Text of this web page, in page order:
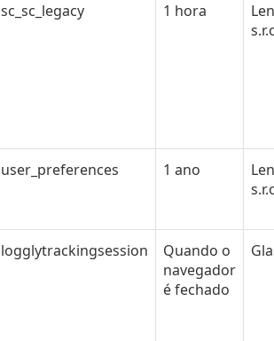
sc_sc_legacy 1 hora
user_preferences 1 ano
logglytrackingsession
Quando o
navegador
é fechado